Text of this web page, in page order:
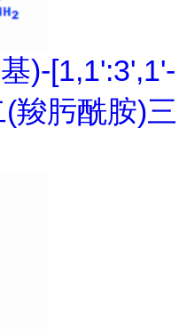
)-[1,1':3',1'-
羧肟酰胺)三